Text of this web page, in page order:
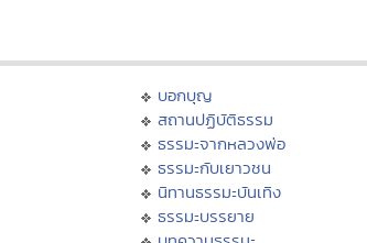
บอกบุญ
สถานปฏิบัติธรรม
ธรรมะจากหลวงพ่อ
ธรรมะกับเยาวชน
นิทานธรรมะบันเทิง
ธรรมะบรรยาย